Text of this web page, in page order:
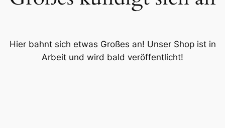
Hier bahnt sich etwas Großes an! Unser Shop ist in
Arbeit und wird bald veröffentlicht!